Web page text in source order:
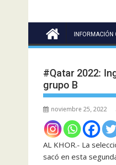
INFORMACIÓN
#Qatar 2022:
grupo B
noviembre 25, 2022
AL KHOR.- La
sacó en esta